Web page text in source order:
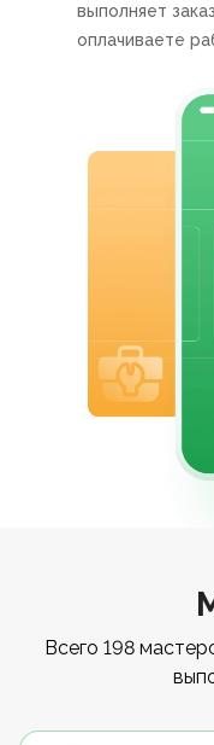
выполняет
оплачиваете
Всего 198